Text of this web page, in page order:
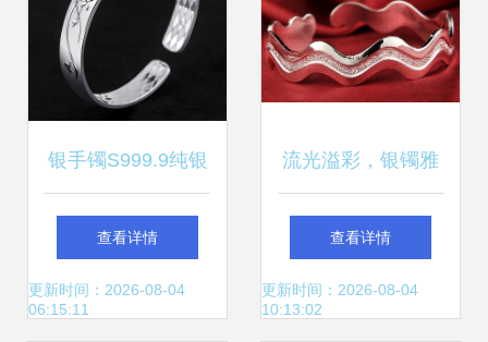
银手镯S999.9纯银
女款 简约之美，送
给妻子的心意之选
查看详情
更新时间：2026-08-04
06:15:11
流光溢彩，银镯雅
韵——详解老凤祥
银饰手镯的永恒魅
查看详情
更新时间：2026-08-04
10:13:02